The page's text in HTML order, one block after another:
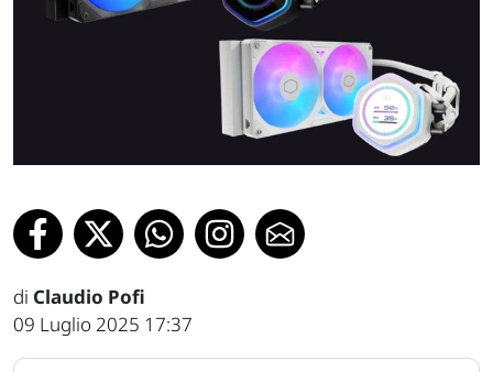
di Claudio Pofi
09 Luglio 2025 17:37